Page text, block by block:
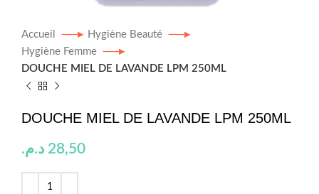
Accueil
Hygiène Beauté
Hygiène Femme
DOUCHE MIEL DE LAVANDE LPM 250ML
DOUCHE MIEL DE LAVANDE LPM 250ML
28,50 د.م.